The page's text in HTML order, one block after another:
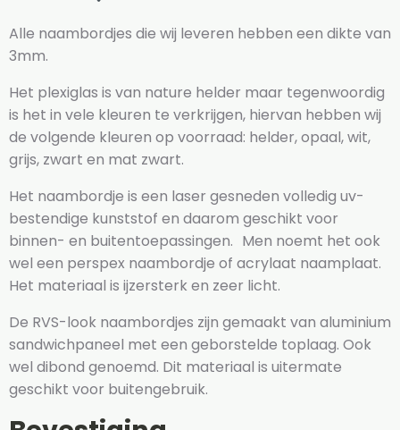
Alle naambordjes die wij leveren hebben een dikte van
3mm.
Het plexiglas is van nature helder maar tegenwoordig
is het in vele kleuren te verkrijgen, hiervan hebben wij
de volgende kleuren op voorraad: helder, opaal, wit,
grijs, zwart en mat zwart.
Het naambordje is een laser gesneden volledig uv-
bestendige kunststof en daarom geschikt voor
binnen- en buitentoepassingen. Men noemt het ook
wel een perspex naambordje of acrylaat naamplaat.
Het materiaal is ijzersterk en zeer licht.
De RVS-look naambordjes zijn gemaakt van aluminium
sandwichpaneel met een geborstelde toplaag. Ook
wel dibond genoemd. Dit materiaal is uitermate
geschikt voor buitengebruik.